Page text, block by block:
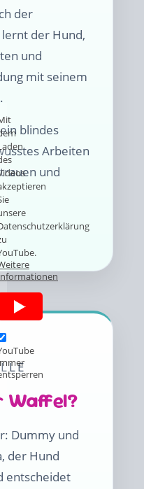
der
der Hund,
und
mit seinem
blindes
Arbeiten
und
Waffel?
Dummy und
der Hund
entscheidet